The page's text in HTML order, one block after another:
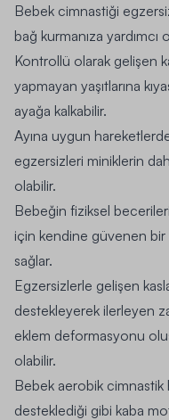
Bebek cimnastiği
bağ kurmanıza yardımcı
Kontrollü olarak gelişen
yapmayan yaşıtlarına
ayağa kalkabilir.
Ayına uygun
egzersizleri miniklerin
olabilir.
Bebeğin fiziksel
için kendine güvenen bir
sağlar.
Egzersizlerle gelişen
destekleyerek ilerleyen
eklem deformasyonu
olabilir.
Bebek aerobik cimnastik
desteklediği gibi kaba